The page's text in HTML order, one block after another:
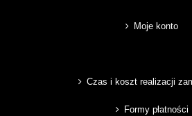
Moje konto
Czas i koszt realizacji
Formy płatności